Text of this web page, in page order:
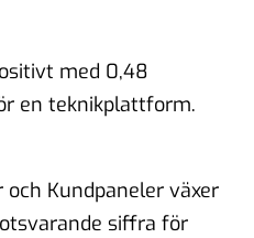
med 0,48
en teknikplattform.
Kundpaneler växer
siffra för